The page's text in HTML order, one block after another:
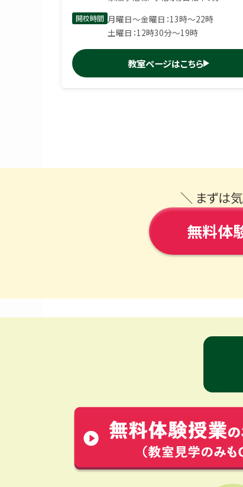
開校時間 月曜日〜金曜日：13時〜22時
土曜日：12時30分〜19時
教室ページはこちら
＼ まずは
無料体